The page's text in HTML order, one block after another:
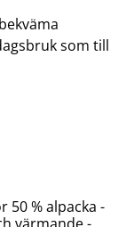
som till
50 % alpacka -